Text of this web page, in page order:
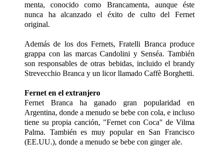
menta, conocido como Brancamenta, aunque éste
nunca ha alcanzado el éxito de culto del Fernet
original.
Además de los dos Fernets, Fratelli Branca produce
grappa con las marcas Candolini y Senséa. También
son responsables de otras bebidas, incluido el brandy
Strevecchio Branca y un licor llamado Caffè Borghetti.
Fernet en el extranjero
Fernet Branca ha ganado gran popularidad en
Argentina, donde a menudo se bebe con cola, e incluso
tiene su propia canción, "Fernet con Coca" de Vilma
Palma. También es muy popular en San Francisco
(EE.UU.), donde a menudo se bebe con ginger ale.